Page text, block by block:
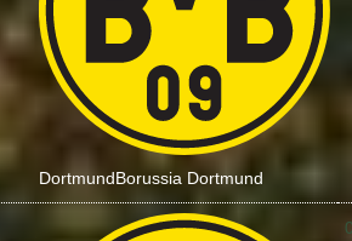
DortmundBorussia Dortmund